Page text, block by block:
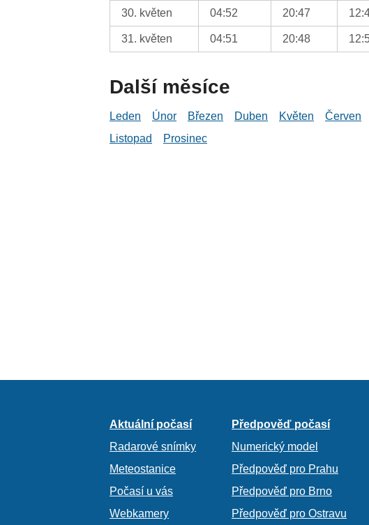
30. květen 04:52 20:47
31. květen 04:51 20:48
Další měsíce
Leden Únor Březen Duben Květen Červen
Listopad
Prosinec
Aktuální počasí
Radarové snímky
Meteostanice
Počasí u vás
Webkamery
Předpověď počasí
Numerický model
Předpověď pro Prahu
Předpověď pro Brno
Předpověď pro Ostravu